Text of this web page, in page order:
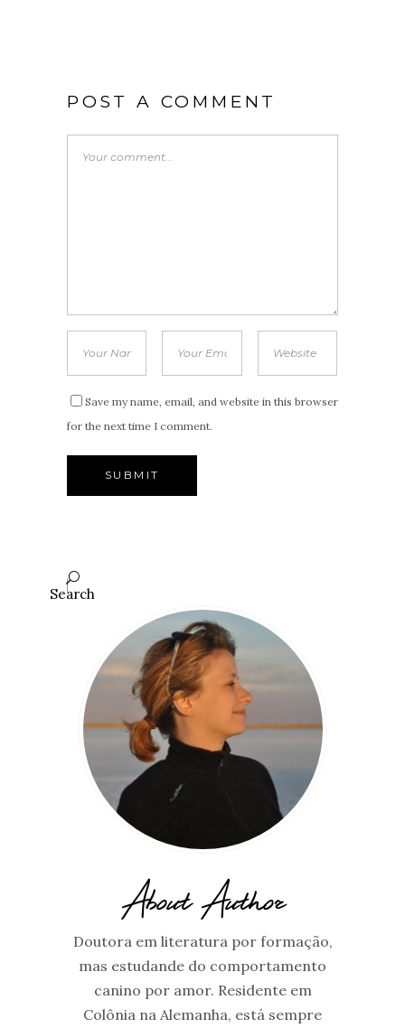
POST A COMMENT
Save my name, email, and website in this browser
for the next time I comment.
Search
About Author
Doutora em literatura por formação,
mas estudande do comportamento
canino por amor. Residente em
Colônia na Alemanha, está sempre